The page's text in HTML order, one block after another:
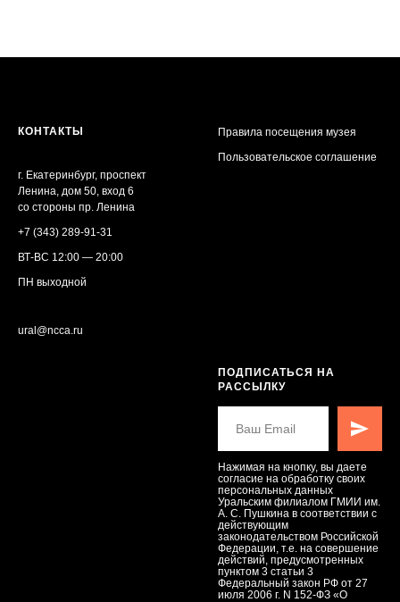
КОНТАКТЫ
г. Екатеринбург, проспект
Ленина, дом 50, вход 6
со стороны пр. Ленина
+7 (343) 289-91-31
ВТ-ВС 12:00 — 20:00
ПН выходной
ural@ncca.ru
Правила посещения музея
Пользовательское соглашение
ПОДПИСАТЬСЯ НА
РАССЫЛКУ
Нажимая на кнопку, вы даете
согласие на обработку своих
персональных данных
Уральским филиалом ГМИИ им.
А. С. Пушкина в соответствии с
действующим
законодательством Российской
Федерации, т.е. на совершение
действий, предусмотренных
пунктом 3 статьи 3
Федеральный закон РФ от 27
июля 2006 г. N 152-ФЗ «О